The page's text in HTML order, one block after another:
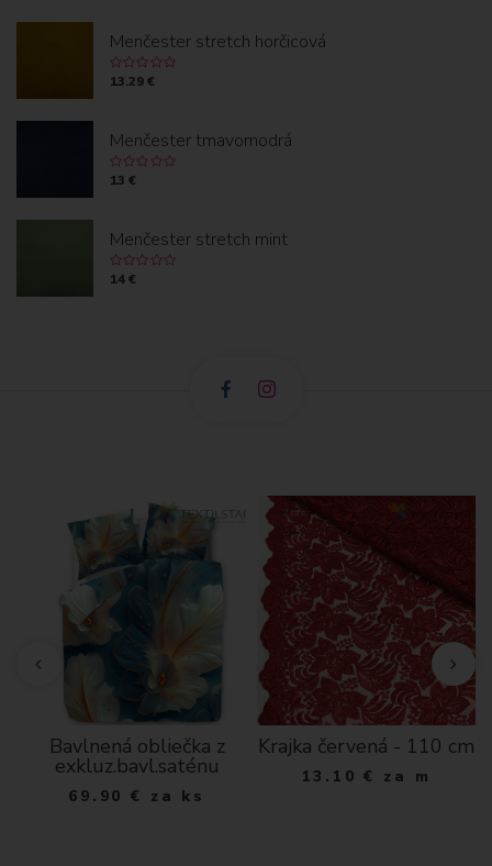
Menčester stretch horčicová
13.29 €
Menčester tmavomodrá
13 €
Menčester stretch mint
14 €
Bavlnená obliečka z
exkluz.bavl.saténu
69.90 € za ks
Krajka červená - 110 cm
13.10 € za m